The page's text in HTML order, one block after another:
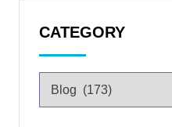
CATEGORY